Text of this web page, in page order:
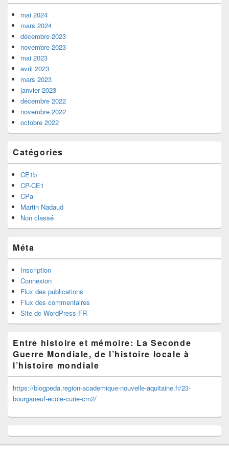
mai 2024
mars 2024
décembre 2023
novembre 2023
mai 2023
avril 2023
mars 2023
janvier 2023
décembre 2022
novembre 2022
octobre 2022
Catégories
CE1b
CP-CE1
CPa
Martin Nadaud
Non classé
Méta
Inscription
Connexion
Flux des publications
Flux des commentaires
Site de WordPress-FR
Entre histoire et mémoire: La Seconde
Guerre Mondiale, de l’histoire locale à
l’histoire mondiale
https://blogpeda.region-academique-nouvelle-aquitaine.fr/23-
bourganeuf-ecole-curie-cm2/